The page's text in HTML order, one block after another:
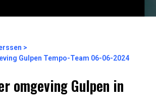
Gulpen Tempo-Team 06-06-2024
omgeving Gulpen in